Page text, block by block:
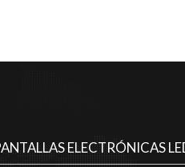
ELECTRÓNICAS